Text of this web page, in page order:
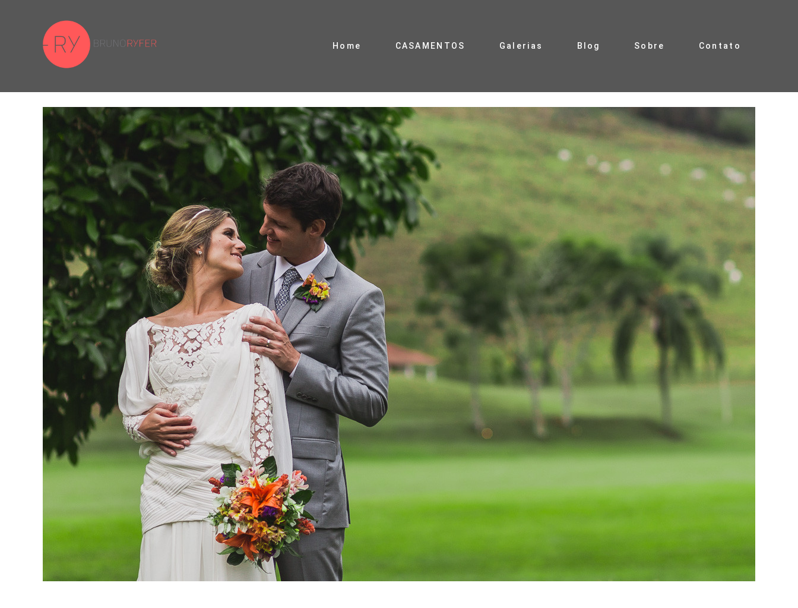
Home CASAMENTOS Galerias Blog Sobre Contato